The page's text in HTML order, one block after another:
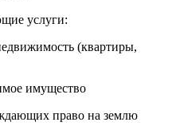
услуги:
(квартиры,
имущество
право на землю